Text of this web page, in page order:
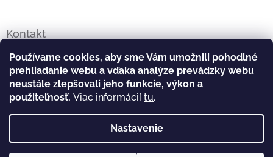
Používame cookies, aby sme Vám umožnili pohodlné
prehliadanie webu a vďaka analýze prevádzky webu
neustále zlepšovali jeho funkcie, výkon a
použiteľnosť. Viac informácií tu.
Nastavenie
Kontakt
info@stitkovo.sk
0903928140
https://www.facebook.com/Stitkovo.sk